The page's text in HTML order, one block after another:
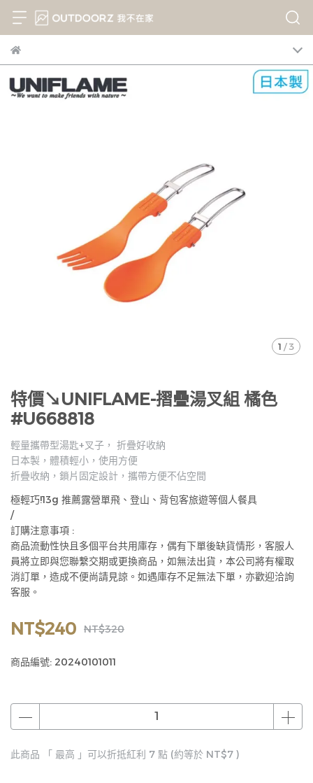
1 / 3
特價↘UNIFLAME-摺疊湯叉組 橘色
#U668818
輕量攜帶型湯匙+叉子， 折疊好收納
日本製，體積輕小，使用方便
折疊收納，鎖片固定設計，攜帶方便不佔空間
極輕巧!13g 推薦露營單飛、登山、背包客旅遊等個人餐具
/
訂購注意事項 :
商品流動性快且多個平台共用庫存，偶有下單後缺貨情形，客服人
員將立即與您聯繫交期或更換商品，如無法出貨，本公司將有權取
消訂單，造成不便尚請見諒。如遇庫存不足無法下單，亦歡迎洽詢
客服。
NT$240 NT$320
商品編號: 20240101011
此商品 「 最高 」可以折抵紅利 7 點 (約等於 NT$7 )